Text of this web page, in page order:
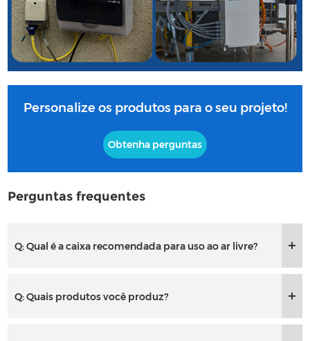
Personalize os produtos para o seu projeto!
Obtenha perguntas
Perguntas frequentes
Q: Qual é a caixa recomendada para uso ao ar livre?
Q: Quais produtos você produz?